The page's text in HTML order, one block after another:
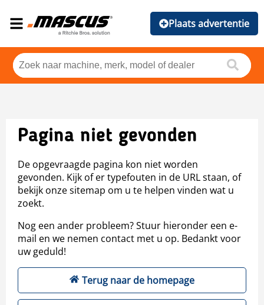
Plaats advertentie
Pagina niet gevonden
De opgevraagde pagina kon niet worden
gevonden. Kijk of er typefouten in de URL staan, of
bekijk onze sitemap om u te helpen vinden wat u
zoekt.
Nog een ander probleem? Stuur hieronder een e-
mail en we nemen contact met u op. Bedankt voor
uw geduld!
Terug naar de homepage